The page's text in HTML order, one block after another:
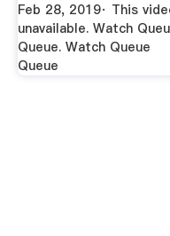
Feb 28, 2019· This
unavailable. Watch
Queue. Watch Queue
Queue